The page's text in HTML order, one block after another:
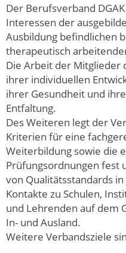
Der Berufsverband
Interessen der
Ausbildung befindlichen
therapeutisch
Die Arbeit der Mitglieder
ihrer individuellen
ihrer Gesundheit und
Entfaltung.
Des Weiteren legt der
Kriterien für eine
Weiterbildung sowie die
Prüfungsordnungen fest
von Qualitätsstandards
Kontakte zu Schulen,
und Lehrenden auf dem
In- und Ausland.
Weitere Verbandsziele